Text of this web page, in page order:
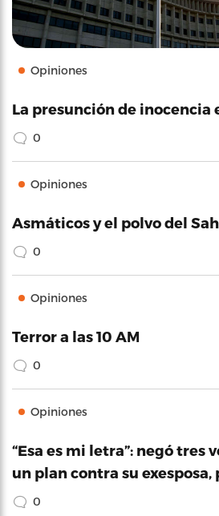
Opiniones
La presunción de inocencia
0
Opiniones
Asmáticos y el polvo del
0
Opiniones
Terror a las 10 AM
0
Opiniones
“Esa es mi letra”: negó tres
un plan contra su exesposa,
0